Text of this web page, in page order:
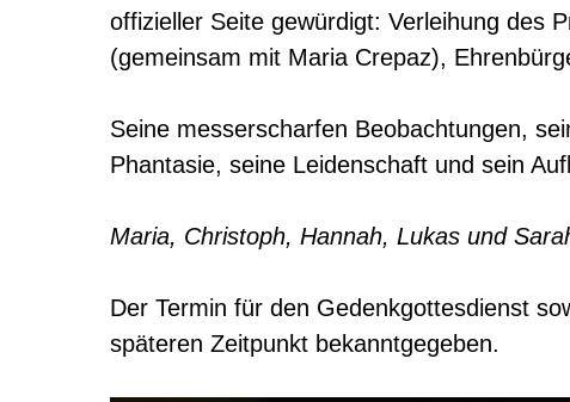
offizieller Seite gewürdigt: Verleihung des
(gemeinsam mit Maria Crepaz),
Seine messerscharfen Beobachtungen,
Phantasie, seine Leidenschaft und sein
Maria, Christoph, Hannah, Lukas und
Der Termin für den Gedenkgottesdienst
späteren Zeitpunkt bekanntgegeben.